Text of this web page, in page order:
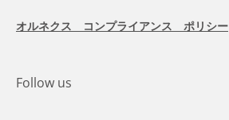
オルネクス コンプライアンス ポリシー
Follow us